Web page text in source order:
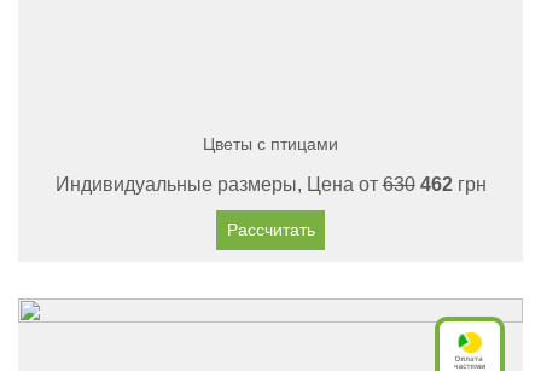
Цветы с птицами
Индивидуальные размеры, Цена от630 462грн
Рассчитать